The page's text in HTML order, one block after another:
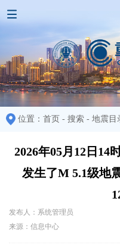
位置： 首页 - 搜索 - 地震目
2026年05月12日14
发生了M 5.1级地
发布人：系统管理员
来源：信息中心